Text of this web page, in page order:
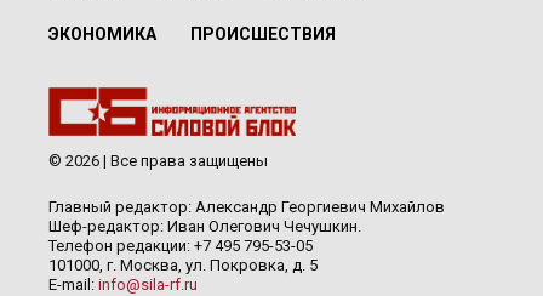
ЭКОНОМИКА ПРОИСШЕСТВИЯ
© 2026 | Все права защищены
Главный редактор: Александр Георгиевич Михайлов
Шеф-редактор: Иван Олегович Чечушкин.
Телефон редакции: +7 495 795-53-05
101000, г. Москва, ул. Покровка, д. 5
E-mail: info@sila-rf.ru